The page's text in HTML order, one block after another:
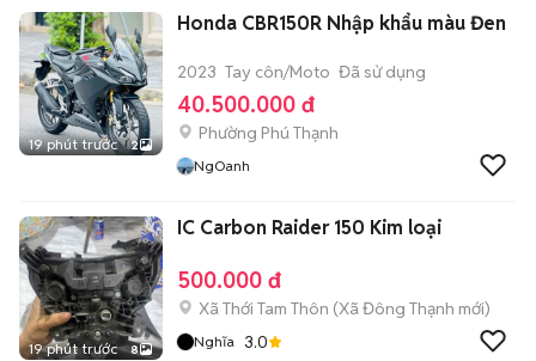
19 phút trước 2
Honda CBR150R Nhập khẩu màu Đen
2023 Tay côn/Moto Đã sử dụng
40.500.000 đ
Phường Phú Thạnh
NgOanh
19 phút trước 8
IC Carbon Raider 150 Kim loại
500.000 đ
Xã Thới Tam Thôn (Xã Đông Thạnh mới)
Nghĩa 3.0